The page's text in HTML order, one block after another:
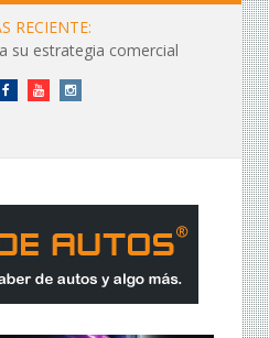
RECIENTE:
su estrategia comercial
FacebookYouTubeInstagram